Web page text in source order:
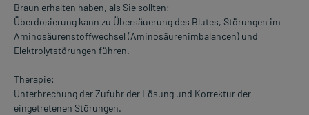
Braun erhalten haben, als Sie sollten:
Überdosierung kann zu Übersäuerung des Blutes, Störungen im
Aminosäurenstoffwechsel (Aminosäurenimbalancen) und
Elektrolytstörungen führen.
Therapie:
Unterbrechung der Zufuhr der Lösung und Korrektur der
eingetretenen Störungen.